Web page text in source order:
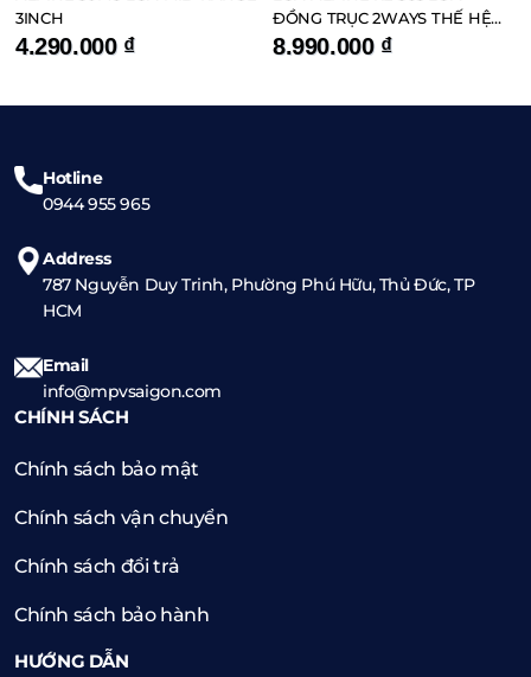
3INCH
4.290.000 ₫
ĐỒNG TRỤC 2WAYS THẾ HỆ
MỚI
8.990.000 ₫
Hotline
0944 955 965
Address
787 Nguyễn Duy Trinh, Phường Phú Hữu, Thủ Đức, TP
HCM
Email
info@mpvsaigon.com
CHÍNH SÁCH
Chính sách bảo mật
Chính sách vận chuyển
Chính sách đổi trả
Chính sách bảo hành
HƯỚNG DẪN